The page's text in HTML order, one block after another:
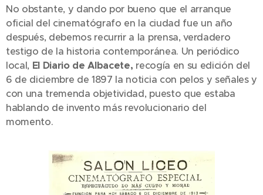
No obstante, y dando por bueno que el arranque
oficial del cinematógrafo en la ciudad fue un año
después, debemos recurrir a la prensa, verdadero
testigo de la historia contemporánea. Un periódico
local, El Diario de Albacete, recogía en su edición del
6 de diciembre de 1897 la noticia con pelos y señales y
con una tremenda objetividad, puesto que estaba
hablando de invento más revolucionario del
momento.